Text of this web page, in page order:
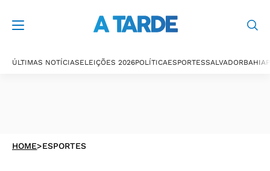
ÚLTIMAS NOTÍCIASELEIÇÕES 2026POLÍTICAESPORTESSALVADORBAHIA
HOME>ESPORTES